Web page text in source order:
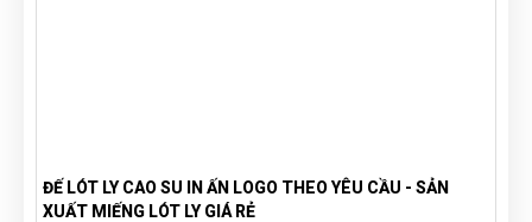
ĐẾ LÓT LY CAO SU IN ẤN LOGO THEO YÊU CẦU - SẢN
XUẤT MIẾNG LÓT LY GIÁ RẺ